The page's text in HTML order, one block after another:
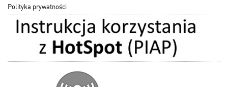
Polityka prywatności